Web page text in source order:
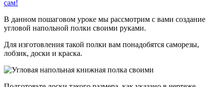
В данном пошаговом уроке мы рассмотрим с вами создание
угловой напольной полки своими руками.
Для изготовления такой полки вам понадобятся саморезы,
лобзик, доски и краска.